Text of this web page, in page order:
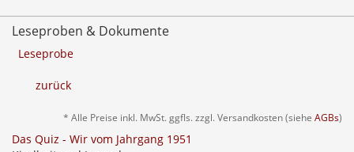
Leseproben & Dokumente
Leseprobe
zurück
* Alle Preise inkl. MwSt. ggfls. zzgl. Versandkosten (siehe AGBs)
Das Quiz - Wir vom Jahrgang 1951